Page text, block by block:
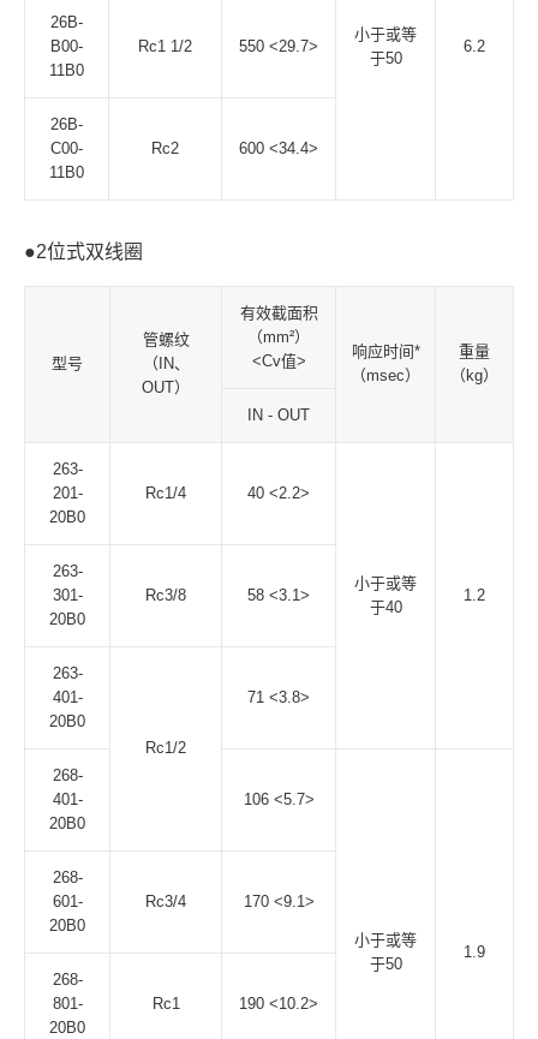
小于或等
于50
6.2
26B-
B00-
11B0
Rc1 1/2 550 <29.7>
26B-
C00-
11B0
Rc2 600 <34.4>
●2位式双线圈
型号
管螺纹
（IN、
OUT）
有效截面积
（mm²）
<Cv值>
响应时间*
（msec）
重量
（kg）
IN - OUT
263-
201-
20B0
Rc1/4 40 <2.2>
小于或等
于40
1.2
263-
301-
20B0
Rc3/8 58 <3.1>
263-
401-
20B0
Rc1/2
71 <3.8>
268-
401-
20B0
106 <5.7>
小于或等
于50
1.9
268-
601-
20B0
Rc3/4 170 <9.1>
268-
801-
20B0
Rc1 190 <10.2>